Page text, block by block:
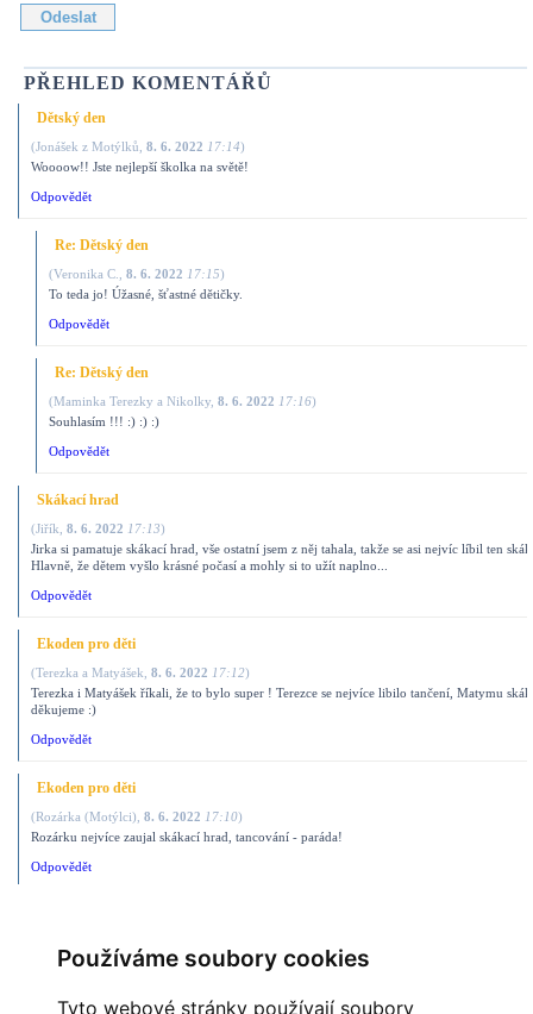
Používáme soubory cookies
Tyto webové stránky používají soubory
PŘEHLED KOMENTÁŘŮ
Dětský den
(Jonášek z Motýlků, 8. 6. 2022 17:14)
Woooow!! Jste nejlepší školka na světě!
Odpovědět
Re: Dětský den
(Veronika C., 8. 6. 2022 17:15)
To teda jo! Úžasné, šťastné dětičky.
Odpovědět
Re: Dětský den
(Maminka Terezky a Nikolky, 8. 6. 2022 17:16)
Souhlasím !!! :) :) :)
Odpovědět
Skákací hrad
(Jiřík, 8. 6. 2022 17:13)
Jirka si pamatuje skákací hrad, vše ostatní jsem z něj tahala, takže se asi nejvíc líbil ten
Hlavně, že dětem vyšlo krásné počasí a mohly si to užít naplno...
Odpovědět
Ekoden pro děti
(Terezka a Matyášek, 8. 6. 2022 17:12)
Terezka i Matyášek říkali, že to bylo super ! Terezce se nejvíce libilo tančení, Matymu
děkujeme :)
Odpovědět
Ekoden pro děti
(Rozárka (Motýlci), 8. 6. 2022 17:10)
Rozárku nejvíce zaujal skákací hrad, tancování - paráda!
Odpovědět
Skákací hrad zabodoval nejvíce :)